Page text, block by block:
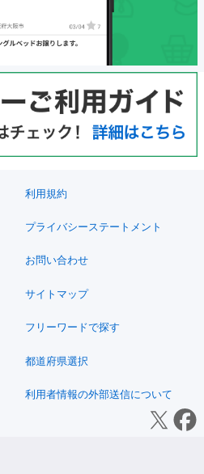
利用規約
プライバシーステートメント
お問い合わせ
サイトマップ
フリーワードで探す
都道府県選択
利用者情報の外部送信について